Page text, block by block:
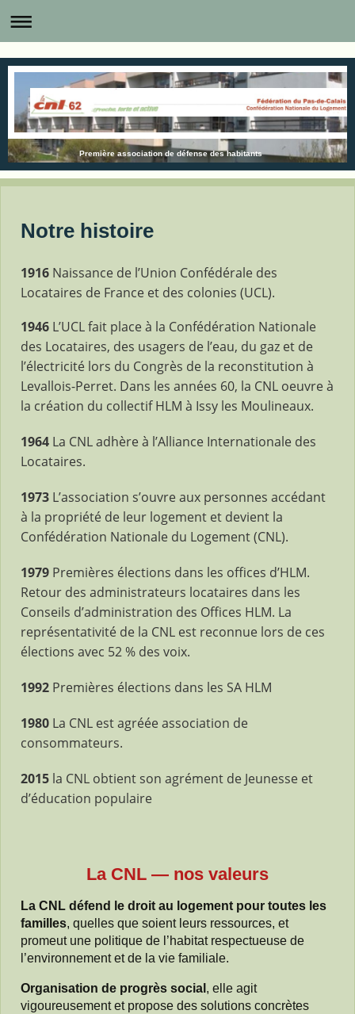
Première association de défense des habitants
Notre histoire
1916 Naissance de l’Union Confédérale des
Locataires de France et des colonies (UCL).
1946 L’UCL fait place à la Confédération Nationale
des Locataires, des usagers de l’eau, du gaz et de
l’électricité lors du Congrès de la reconstitution à
Levallois-Perret. Dans les années 60, la CNL oeuvre à
la création du collectif HLM à Issy les Moulineaux.
1964 La CNL adhère à l’Alliance Internationale des
Locataires.
1973 L’association s’ouvre aux personnes accédant
à la propriété de leur logement et devient la
Confédération Nationale du Logement (CNL).
1979 Premières élections dans les offices d’HLM.
Retour des administrateurs locataires dans les
Conseils d’administration des Offices HLM. La
représentativité de la CNL est reconnue lors de ces
élections avec 52 % des voix.
1992 Premières élections dans les SA HLM
1980 La CNL est agréée association de
consommateurs.
2015 la CNL obtient son agrément de Jeunesse et
d’éducation populaire
La CNL — nos valeurs
La CNL défend le droit au logement pour toutes les
familles, quelles que soient leurs ressources, et
promeut une politique de l’habitat respectueuse de
l’environnement et de la vie familiale.
Organisation de progrès social , elle agit
vigoureusement et propose des solutions concrètes